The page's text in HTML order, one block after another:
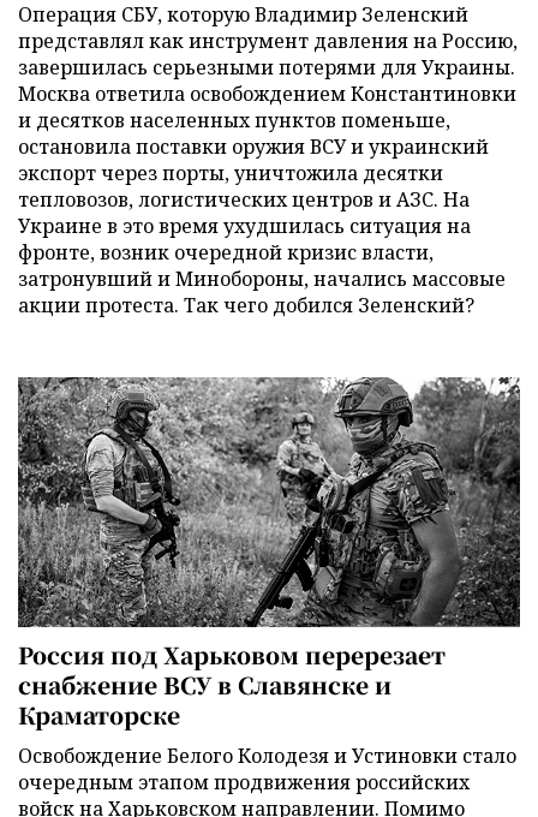
Операция СБУ, которую Владимир Зеленский
представлял как инструмент давления на Россию,
завершилась серьезными потерями для Украины.
Москва ответила освобождением Константиновки
и десятков населенных пунктов поменьше,
остановила поставки оружия ВСУ и украинский
экспорт через порты, уничтожила десятки
тепловозов, логистических центров и АЗС. На
Украине в это время ухудшилась ситуация на
фронте, возник очередной кризис власти,
затронувший и Минобороны, начались массовые
акции протеста. Так чего добился Зеленский?
Россия под Харьковом перерезает
снабжение ВСУ в Славянске и
Краматорске
Освобождение Белого Колодезя и Устиновки стало
очередным этапом продвижения российских
войск на Харьковском направлении. Помимо